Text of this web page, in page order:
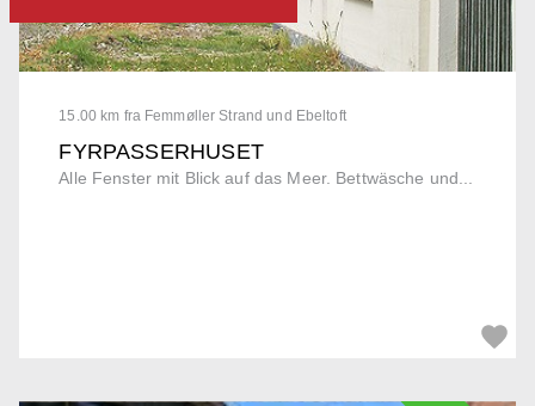
15.00 km fra Femmøller Strand und Ebeltoft
FYRPASSERHUSET
Alle Fenster mit Blick auf das Meer. Bettwäsche und...